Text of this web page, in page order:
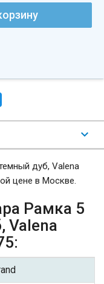
дуб, Valena
цене в Москве.
Рамка 5
Valena